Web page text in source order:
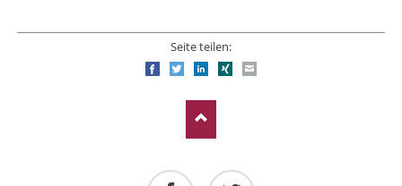
Seite teilen:
FacebookTwitterLinkedIn
Xing